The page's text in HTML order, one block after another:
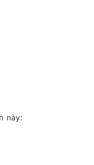
này: